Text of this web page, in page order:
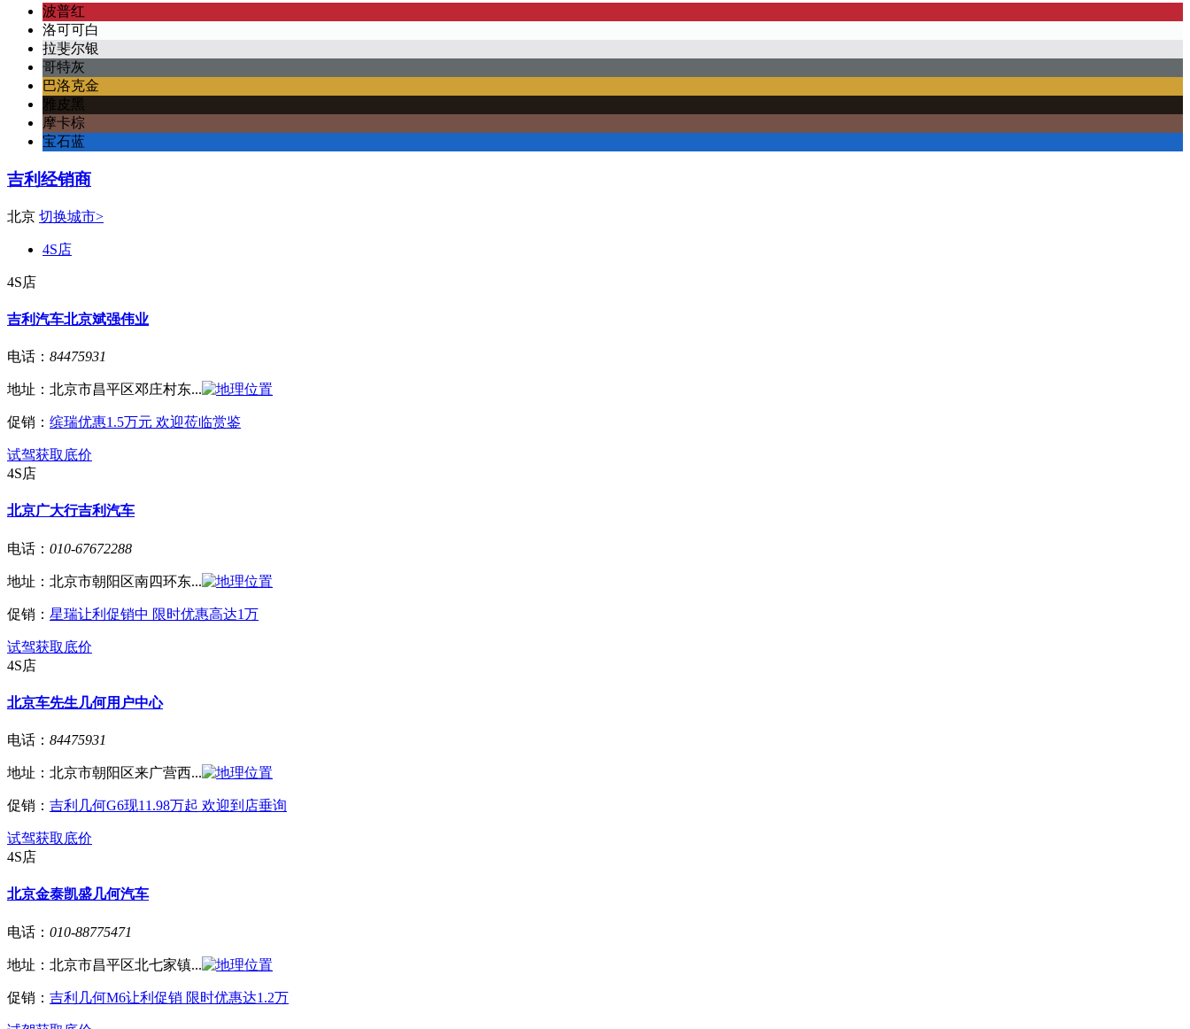
波普红
洛可可白
拉斐尔银
哥特灰
巴洛克金
雅皮黑
摩卡棕
宝石蓝
吉利经销商
北京 切换城市>
4S店
4S店
吉利汽车北京斌强伟业
电话： 84475931
地址： 北京市昌平区邓庄村东...
促销： 缤瑞优惠1.5万元 欢迎莅临赏鉴
试驾获取底价
4S店
北京广大行吉利汽车
电话： 010-67672288
地址： 北京市朝阳区南四环东...
促销： 星瑞让利促销中 限时优惠高达1万
试驾获取底价
4S店
北京车先生几何用户中心
电话： 84475931
地址： 北京市朝阳区来广营西...
促销： 吉利几何G6现11.98万起 欢迎到店垂询
试驾获取底价
4S店
北京金泰凯盛几何汽车
电话： 010-88775471
地址： 北京市昌平区北七家镇...
促销： 吉利几何M6让利促销 限时优惠达1.2万